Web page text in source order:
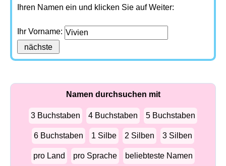
Ihren Namen ein und klicken Sie auf Weiter:
Ihr Vorname:
Namen durchsuchen mit
3 Buchstaben 4 Buchstaben 5 Buchstaben
6 Buchstaben 1 Silbe 2 Silben 3 Silben
pro Land pro Sprache beliebteste Namen